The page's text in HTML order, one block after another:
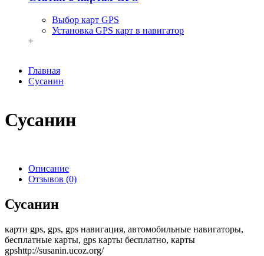
Выбор карт GPS
Установка GPS карт в навигатор
+
Главная
Сусанин
Сусанин
Описание
Отзывов (0)
Сусанин
карти gps, gps, gps навигация, автомобильные навигаторы,
бесплатные карты, gps карты бесплатно, карты
gpshttp://susanin.ucoz.org/